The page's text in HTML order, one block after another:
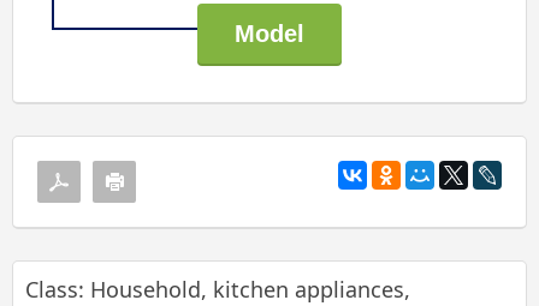
Class: Household, kitchen appliances,